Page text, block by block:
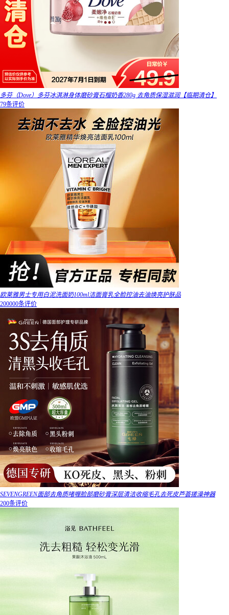
多芬（Dove）多芬冰淇淋身体磨砂膏石榴奶香280g 去角质保湿滋润【临期清仓】
79条评价
欧莱雅男士专用白泥洗面奶100ml洁面膏乳全脸控油去油焕亮护肤品
200000条评价
SEVENGREEN面部去角质啫喱脸部磨砂膏深层清洁收缩毛孔去死皮芦荟搓澡神器
200条评价